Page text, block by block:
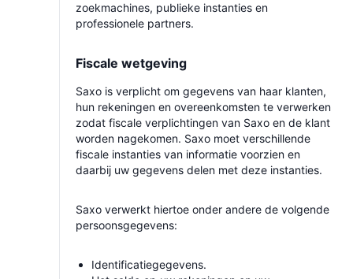
zoekmachines, publieke instanties en
professionele partners.
Fiscale wetgeving
Saxo is verplicht om gegevens van haar klanten,
hun rekeningen en overeenkomsten te verwerken
zodat fiscale verplichtingen van Saxo en de klant
worden nagekomen. Saxo moet verschillende
fiscale instanties van informatie voorzien en
daarbij uw gegevens delen met deze instanties.
Saxo verwerkt hiertoe onder andere de volgende
persoonsgegevens:
Identificatiegegevens.